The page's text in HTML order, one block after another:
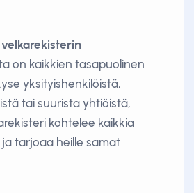
velkarekisterin
on kaikkien tasapuolinen
yksityishenkilöistä,
tai suurista yhtiöistä,
kohtelee kaikkia
tarjoaa heille samat